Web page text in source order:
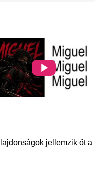
jellemzik őt a